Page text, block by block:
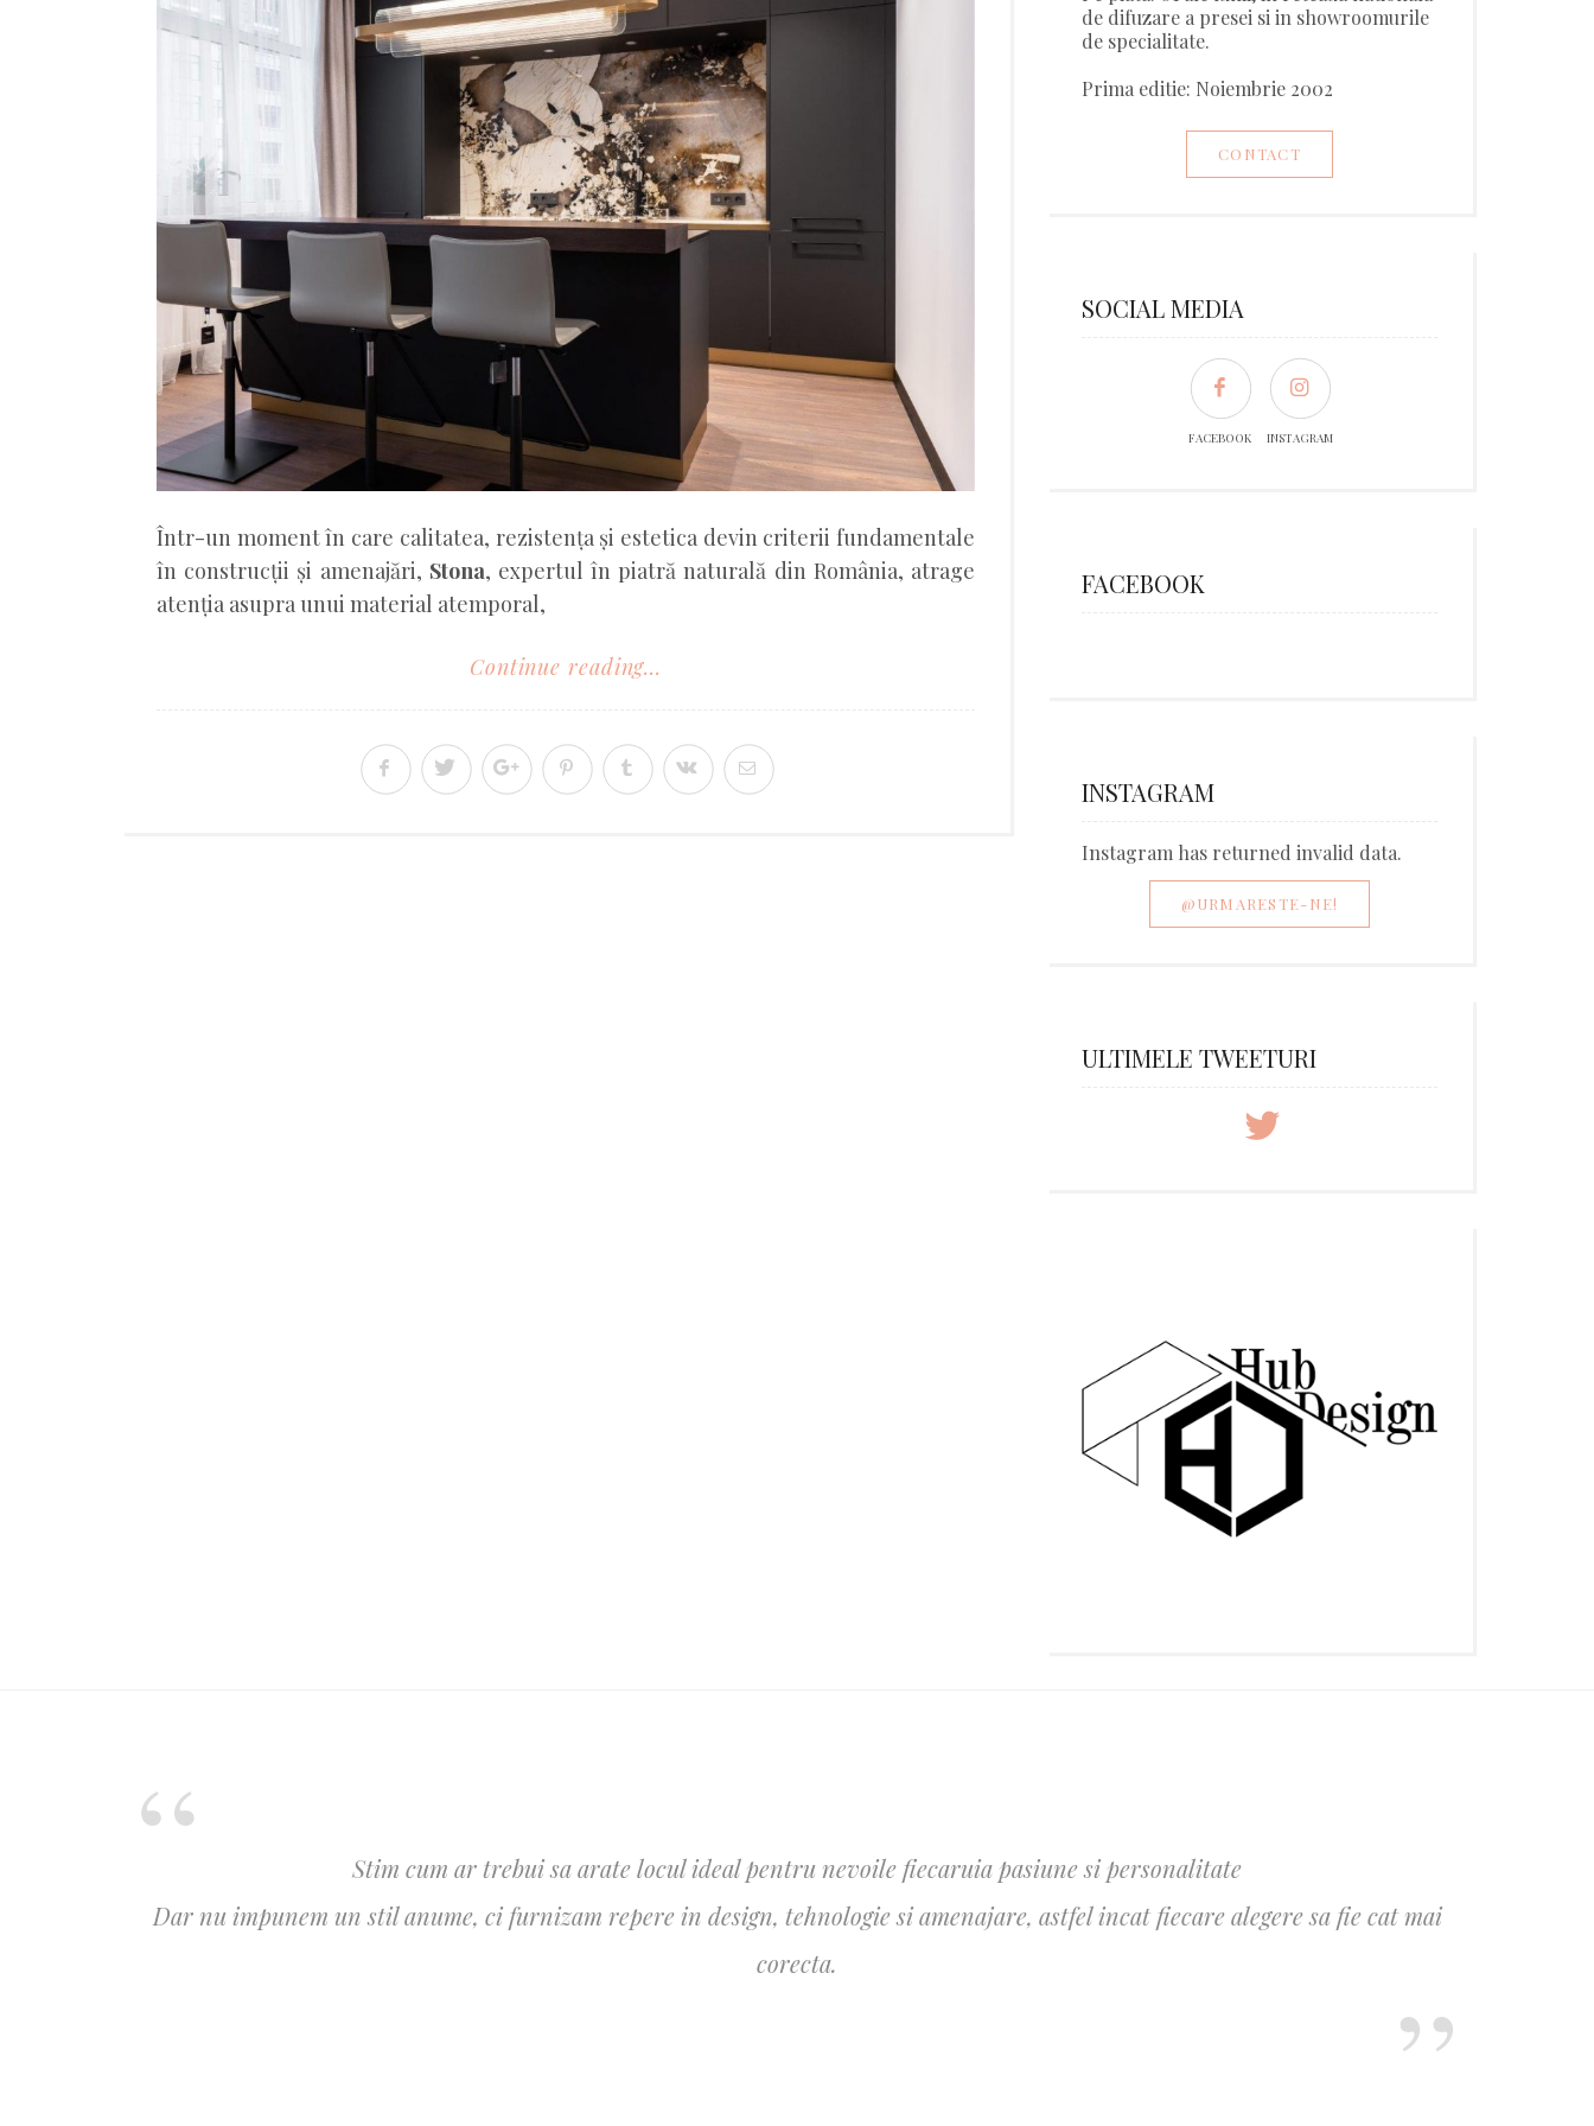
Într-un moment în care calitatea, rezistența și estetica devin criterii fundamentale
în construcții și amenajări, Stona, expertul în piatră naturală din România, atrage
atenția asupra unui material atemporal,
Continue reading...
de difuzare a presei si in showroomurile
de specialitate.
Prima editie: Noiembrie 2002
CONTACT
SOCIAL MEDIA
FACEBOOK INSTAGRAM
FACEBOOK
INSTAGRAM
Instagram has returned invalid data.
@URMARESTE-NE!
ULTIMELE TWEETURI
Stim cum ar trebui sa arate locul ideal pentru nevoile fiecaruia pasiune si personalitate
Dar nu impunem un stil anume, ci furnizam repere in design, tehnologie si amenajare, astfel incat fiecare alegere sa fie cat mai
corecta.